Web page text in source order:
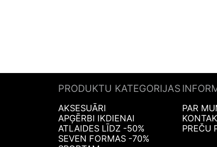
PRODUKTU KATEGORIJAS
AKSESUĀRI
APĢĒRBI IKDIENAI
ATLAIDES LĪDZ -50%
SEVEN FORMAS -70%
PAR
PREČU